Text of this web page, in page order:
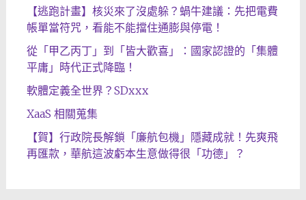
【逃跑計畫】核災來了沒處躲？蝸牛建議：先把電費
帳單當符咒，看能不能擋住通膨與停電！
從「甲乙丙丁」到「皆大歡喜」：國家認證的「集體
平庸」時代正式降臨！
軟體定義全世界？SDxxx
XaaS 相關蒐集
【賀】行政院長解鎖「廉航包機」隱藏成就！先爽飛
再匯款，華航這波虧本生意做得很「功德」？